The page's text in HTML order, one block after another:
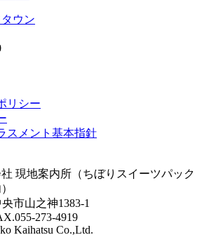
リシー
スメント基本指針
現地案内所（ちぼりスイーツパック
市山之神1383-1
273-4919
Kaihatsu Co.,Ltd.